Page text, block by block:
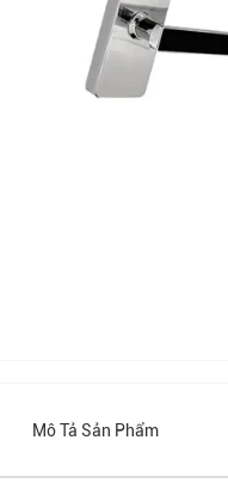
Mô Tả Sản Phẩm